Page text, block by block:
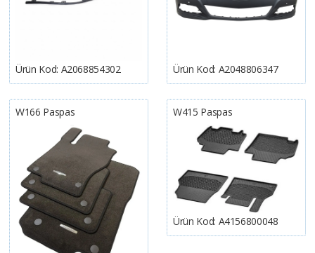
Ürün Kod: A2068854302 Ürün Kod: A2048806347
W166 Paspas W415 Paspas
Ürün Kod: A4156800048